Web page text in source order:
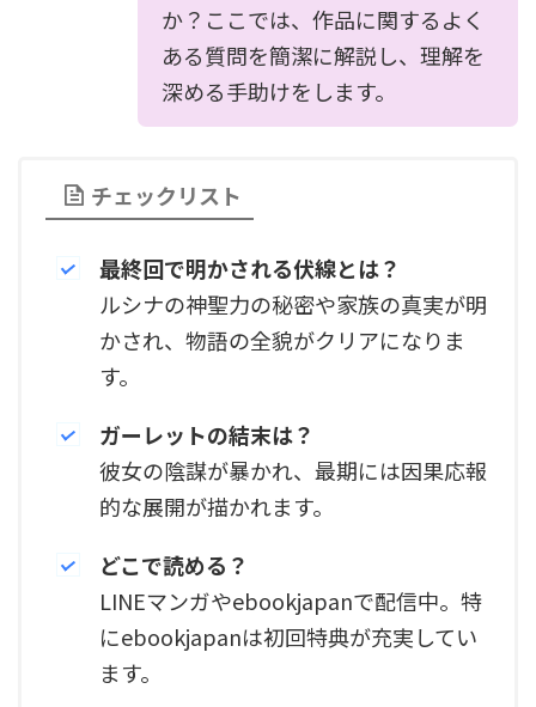
か？ここでは、作品に関するよく
ある質問を簡潔に解説し、理解を
深める手助けをします。
チェックリスト
最終回で明かされる伏線とは？
ルシナの神聖力の秘密や家族の真実が明
かされ、物語の全貌がクリアになりま
す。
ガーレットの結末は？
彼女の陰謀が暴かれ、最期には因果応報
的な展開が描かれます。
どこで読める？
LINEマンガやebookjapanで配信中。特
にebookjapanは初回特典が充実してい
ます。